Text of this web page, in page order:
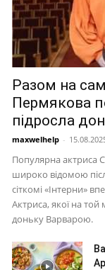
Разом на
Пермякова
підросла
maxwelhelp -
Популярна актриса
широко відомою
сіткомі «Інтерни»
Актриса, якої на
доньку Варварою.